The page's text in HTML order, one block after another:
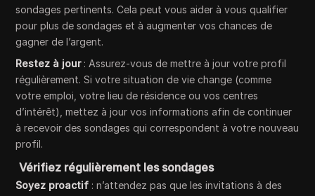
sondages pertinents. Cela peut vous aider à vous qualifier
pour plus de sondages et à augmenter vos chances de
gagner de l’argent.
Restez à jour: Assurez-vous de mettre à jour votre profil
régulièrement. Si votre situation de vie change (comme
votre emploi, votre lieu de résidence ou vos centres
d’intérêt), mettez à jour vos informations afin de continuer
à recevoir des sondages qui correspondent à votre nouveau
profil.
Vérifiez régulièrement les sondages
Soyez proactif : n’attendez pas que les invitations à des